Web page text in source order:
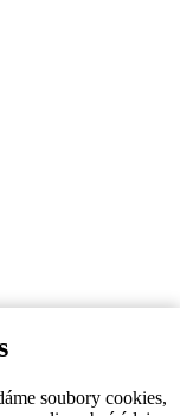
soubory cookies,